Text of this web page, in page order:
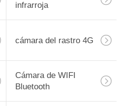
infrarroja
cámara del rastro 4G
Cámara de WIFI
Bluetooth